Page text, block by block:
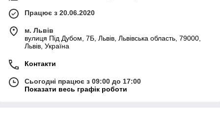
Працює з 20.06.2020
м. Львів
вулиця Під Дубом, 7Б, Львів, Львівська область, 79000,
Львів, Україна
Контакти
Сьогодні працює з 09:00 до 17:00
Показати весь графік роботи